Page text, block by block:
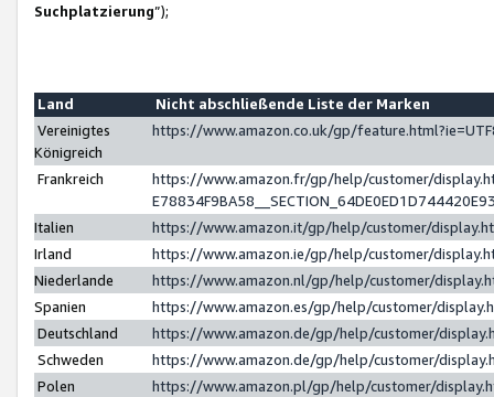
Suchplatzierung”);
Land
Nicht abschließende Liste der Marken
Vereinigtes
Königreich
https://www.amazon.co.uk/gp/
Frankreich
https://www.amazon.fr/gp/help/customer/
Italien
https://www.amazon.it/gp/help/customer/
Irland
https://www.amazon.ie/gp/help/customer/
Niederlande
https://www.amazon.nl/gp/help/customer/
Spanien
https://www.amazon.es/gp/help/customer/
Deutschland
https://www.amazon.de/gp/help/customer/
Schweden
https://www.amazon.de/gp/help/customer/
Polen
https://www.amazon.pl/gp/help/customer/